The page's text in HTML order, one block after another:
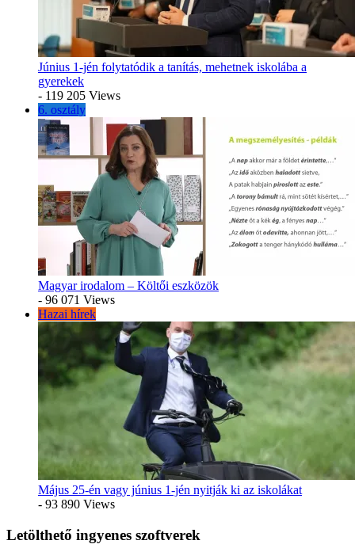
Június 1-jén folytatódik a tanítás, mehetnek iskolába a
gyerekek
- 119 205 Views
6. osztály
Magyar irodalom – Költői eszközök
- 96 071 Views
Hazai hírek
Május 25-én vagy június 1-jén nyitják ki az iskolákat
- 93 890 Views
Letölthető ingyenes szoftverek